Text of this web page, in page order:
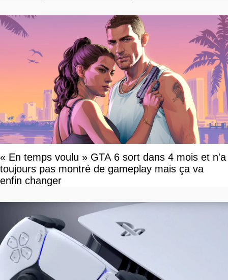
« En temps voulu » GTA 6 sort dans 4 mois et n'a
toujours pas montré de gameplay mais ça va
enfin changer